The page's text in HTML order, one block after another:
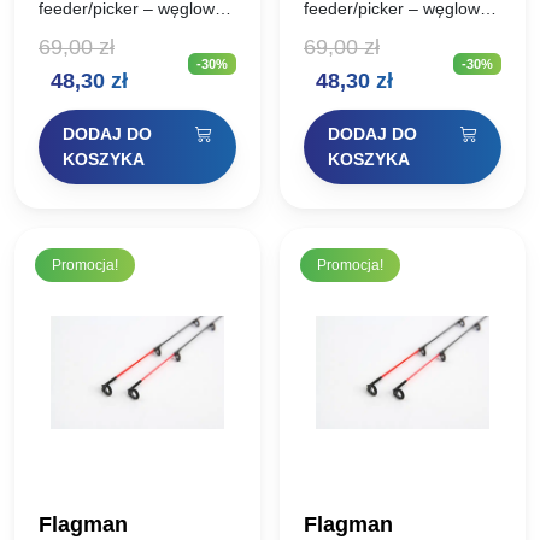
Carbon Feeder
feeder/picker – węglowa
3mm
69,00zł
Pierwotna
cena
wynosiła:
69,00 zł.
48,30 złAktualna
cena
wynosi:
48,30 zł.
-30%
DODAJ DO
KOSZYKA
Carbon Feeder 1oz
feeder/picker – węglowa
2,2mm
69,00zł
Pierwotna
cena
wynosiła:
69,00 zł.
48,30 złAktualna
cena
wynosi:
48,30 zł.
-30%
DODAJ DO
KOSZYKA
Promocja!
Flagman
Promocja!
Flagman